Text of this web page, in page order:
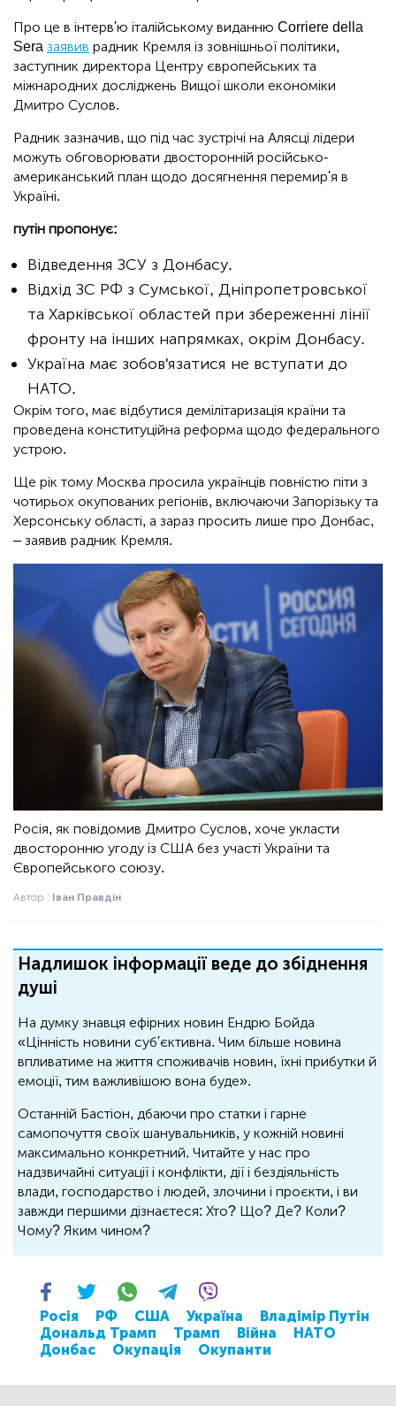
Про це в інтерв'ю італійському виданню Corriere della
Sera заявив радник Кремля із зовнішньої політики,
заступник директора Центру європейських та
міжнародних досліджень Вищої школи економіки
Дмитро Суслов.
Радник зазначив, що під час зустрічі на Алясці лідери
можуть обговорювати двосторонній російсько-
американський план щодо досягнення перемир'я в
Україні.
путін пропонує:
Відведення ЗСУ з Донбасу.
Відхід ЗС РФ з Сумської, Дніпропетровської
та Харківської областей при збереженні лінії
фронту на інших напрямках, окрім Донбасу.
Україна має зобов'язатися не вступати до
НАТО.
Окрім того, має відбутися демілітаризація країни та
проведена конституційна реформа щодо федерального
устрою.
Ще рік тому Москва просила українців повністю піти з
чотирьох окупованих регіонів, включаючи Запорізьку та
Херсонську області, а зараз просить лише про Донбас,
– заявив радник Кремля.
Росія, як повідомив Дмитро Суслов, хоче укласти
двосторонню угоду із США без участі України та
Європейського союзу.
Автор : Іван Правдін
Надлишок інформації веде до збіднення
душі
На думку знавця ефірних новин Ендрю Бойда
«Цінність новини суб'єктивна. Чим більше новина
впливатиме на життя споживачів новин, їхні прибутки й
емоції, тим важливішою вона буде».
Останній Бастіон, дбаючи про статки і гарне
самопочуття своїх шанувальників, у кожній новині
максимально конкретний. Читайте у нас про
надзвичайні ситуації і конфлікти, дії і бездіяльність
влади, господарство і людей, злочини і проєкти, і ви
завжди першими дізнаєтеся: Хто? Що? Де? Коли?
Чому? Яким чином?
Росія РФ США Україна
Владімір Путін
Дональд Трамп
Трамп Війна
НАТО
Донбас
Окупація Окупанти